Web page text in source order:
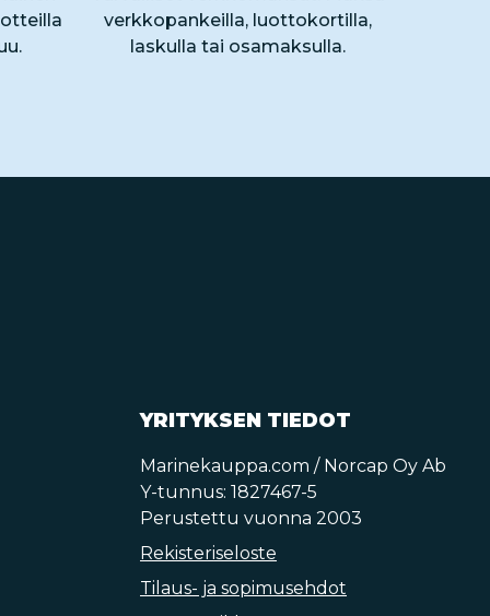
verkkopankeilla, luottokortilla,
laskulla tai osamaksulla.
YRITYKSEN TIEDOT
Marinekauppa.com / Norcap Oy Ab
Y-tunnus: 1827467-5
Perustettu vuonna 2003
Rekisteriseloste
Tilaus- ja sopimusehdot